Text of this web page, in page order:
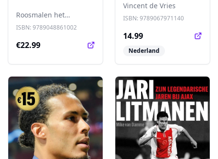
Roosmalen het
fenomeen Theo Janssen
enthousiasme maar net
en schreef minutieus
hoorde en meemaakte
ISBN:9789048861002
€22.99
Vincent de Vries
ISBN:9789067971140
14.99
Nederland